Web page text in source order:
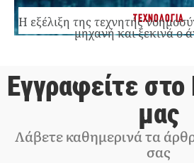
ΤΕΧΝΟΛΟΓΙΑ
Η εξέλιξη της τεχνητής
μηχανή και ξεκινά ο
Εγγραφείτε
μας
Λάβετε καθημερινά τα
σας